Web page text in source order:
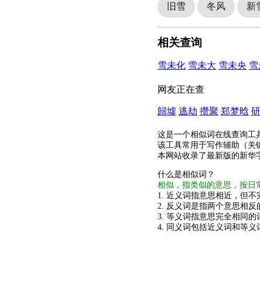
旧雪 冬风 新
相关查询
雪未化 雪未大 雪未央
网友正在查
歸墟 逃劫 攒聚 郑梦晗
这是一个相似词在线查询工
该工具常用于写作辅助（关
本网站收录了最新版的新华
什么是相似词？
相似，指类似的意思，按日
1. 近义词指意思相近，但不
2. 反义词是指两个意思相反
3. 等义词指意思完全相同的
4. 同义词包括近义词和等义